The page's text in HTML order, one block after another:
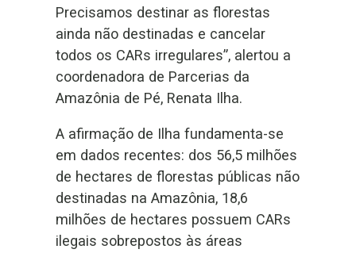
Precisamos destinar as florestas
ainda não destinadas e cancelar
todos os CARs irregulares”, alertou a
coordenadora de Parcerias da
Amazônia de Pé, Renata Ilha.
A afirmação de Ilha fundamenta-se
em dados recentes: dos 56,5 milhões
de hectares de florestas públicas não
destinadas na Amazônia, 18,6
milhões de hectares possuem CARs
ilegais sobrepostos às áreas